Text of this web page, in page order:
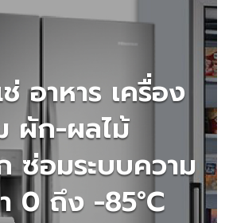
อาหาร เครื่อง
ผัก-ผลไม้
ซ่อมระบบความ
0 ถึง -85°C